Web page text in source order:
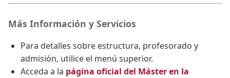
Más Información y Servicios
Para detalles sobre estructura, profesorado y
admisión, utilice el menú superior.
Acceda a la página oficial del Máster en la